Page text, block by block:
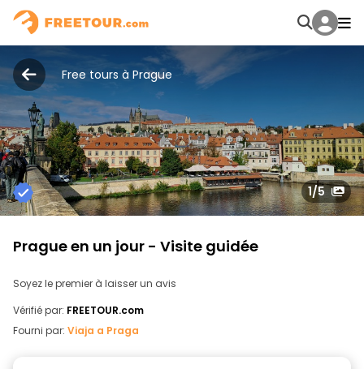
Free tours à Prague
1/5
Prague en un jour - Visite guidée
Soyez le premier à laisser un avis
Vérifié par: FREETOUR.com
Fourni par: Viaja a Praga